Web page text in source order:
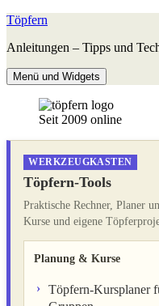
Zum
springen
Töpfern
Anleitungen – Tipps und
Menü und Widgets
Seit 2009 online
WERKZEUGKASTEN
Töpfern-Tools
Praktische Rechner, Planer
Kurse und eigene
Planung & Kurse
Töpfern-Kursplaner